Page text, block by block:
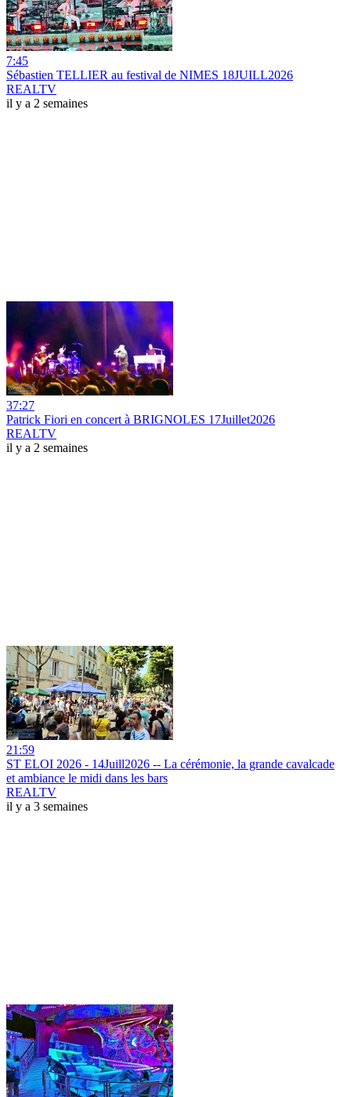
7:45
Sébastien TELLIER au festival de NIMES 18JUILL2026
REALTV
il y a 2 semaines
37:27
Patrick Fiori en concert à BRIGNOLES 17Juillet2026
REALTV
il y a 2 semaines
21:59
ST ELOI 2026 - 14Juill2026 -- La cérémonie, la grande cavalcade
et ambiance le midi dans les bars
REALTV
il y a 3 semaines